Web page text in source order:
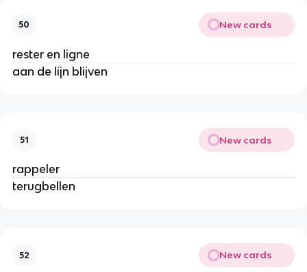
50 New cards
rester en ligne
aan de lijn blijven
51 New cards
rappeler
terugbellen
52 New cards